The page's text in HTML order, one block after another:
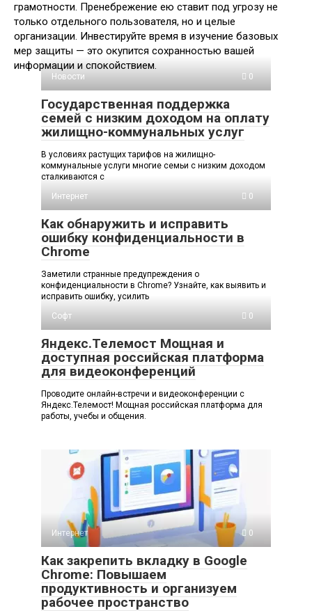
грамотности. Пренебрежение ею ставит под угрозу не
только отдельного пользователя, но и целые
организации. Инвестируйте время в изучение базовых
мер защиты — это окупится сохранностью вашей
информации и спокойствием.
Новости 0
Государственная поддержка
семей с низким доходом на оплату
жилищно-коммунальных услуг
В условиях растущих тарифов на жилищно-
коммунальные услуги многие семьи с низким доходом
сталкиваются с
Интернет
0
Как обнаружить и исправить
ошибку конфиденциальности в
Chrome
Заметили странные предупреждения о
конфиденциальности в Chrome? Узнайте, как выявить и
исправить ошибку, усилить
Софт
0
Яндекс.Телемост Мощная и
доступная российская платформа
для видеоконференций
Проводите онлайн-встречи и видеоконференции с
Яндекс.Телемост! Мощная российская платформа для
работы, учебы и общения.
Интернет 0
Как закрепить вкладку в Google
Chrome: Повышаем
продуктивность и организуем
рабочее пространство